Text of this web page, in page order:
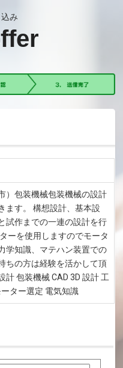
み
）包装機械包装機械の設計
ます。 構想設計、基本設
試作までの一連の設計を行
ーを使用しますのでモータ
学知識、マテハン装置での
ちの方は経験を活かして頂
計 包装機械 CAD 3D 設計 工
ター選定 電気知識